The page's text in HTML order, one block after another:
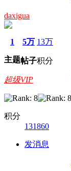
daxigua
1
主题
5万
帖子
13万
积分
超级VIP
积分
131860
发消息